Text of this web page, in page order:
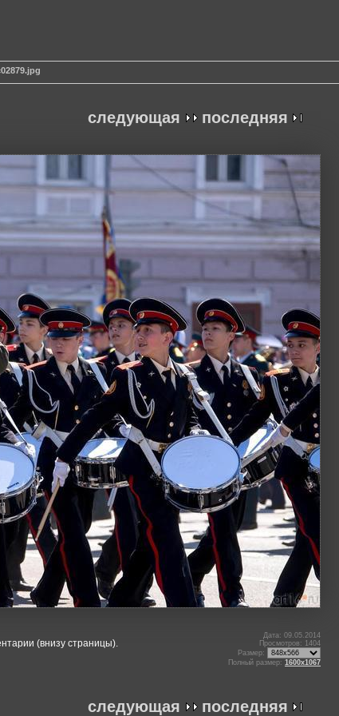
следующая последняя
(внизу страницы).
Дата: 09.05.2014
Просмотров: 1404
Размер:
Полный размер: 1600x1067
следующая последняя